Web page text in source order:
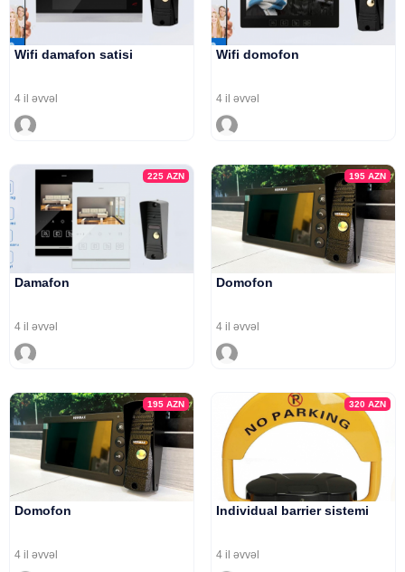
Wifi damafon satisi
4 il əvvəl
Wifi domofon
4 il əvvəl
225AZN
Damafon
4 il əvvəl
195 AZN
Domofon
4 il əvvəl
195AZN
Domofon
4 il əvvəl
320 AZN
Individual barrier sistemi
4 il əvvəl